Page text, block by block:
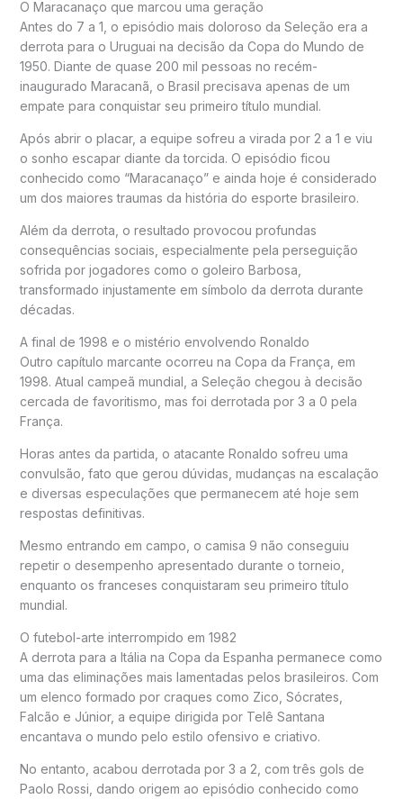
O Maracanaço que marcou uma geração
Antes do 7 a 1, o episódio mais doloroso da Seleção era a
derrota para o Uruguai na decisão da Copa do Mundo de
1950. Diante de quase 200 mil pessoas no recém-
inaugurado Maracanã, o Brasil precisava apenas de um
empate para conquistar seu primeiro título mundial.
Após abrir o placar, a equipe sofreu a virada por 2 a 1 e viu
o sonho escapar diante da torcida. O episódio ficou
conhecido como “Maracanaço” e ainda hoje é considerado
um dos maiores traumas da história do esporte brasileiro.
Além da derrota, o resultado provocou profundas
consequências sociais, especialmente pela perseguição
sofrida por jogadores como o goleiro Barbosa,
transformado injustamente em símbolo da derrota durante
décadas.
A final de 1998 e o mistério envolvendo Ronaldo
Outro capítulo marcante ocorreu na Copa da França, em
1998. Atual campeã mundial, a Seleção chegou à decisão
cercada de favoritismo, mas foi derrotada por 3 a 0 pela
França.
Horas antes da partida, o atacante Ronaldo sofreu uma
convulsão, fato que gerou dúvidas, mudanças na escalação
e diversas especulações que permanecem até hoje sem
respostas definitivas.
Mesmo entrando em campo, o camisa 9 não conseguiu
repetir o desempenho apresentado durante o torneio,
enquanto os franceses conquistaram seu primeiro título
mundial.
O futebol-arte interrompido em 1982
A derrota para a Itália na Copa da Espanha permanece como
uma das eliminações mais lamentadas pelos brasileiros. Com
um elenco formado por craques como Zico, Sócrates,
Falcão e Júnior, a equipe dirigida por Telê Santana
encantava o mundo pelo estilo ofensivo e criativo.
No entanto, acabou derrotada por 3 a 2, com três gols de
Paolo Rossi, dando origem ao episódio conhecido como